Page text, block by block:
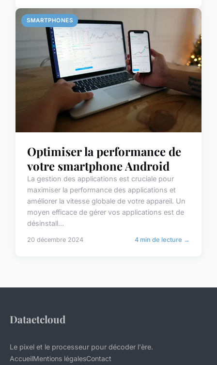
SMARTPHONES
Optimiser la performance de
votre smartphone Android
La gestion des applications est cruciale pour
maximiser la performance des applications et
améliorer la vitesse globale de votre appareil. Un
moyen efficace de gérer vos applications est de
désinstall...
20 décembre 2024 4 min de lecture →
Dataetcloud
Le pixel et le processeur pour décoder l'ère.
AccueilMentions légalesContact